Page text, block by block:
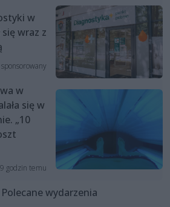
w
wraz z
w
się w
„10
godzin temu
Polecane wydarzenia